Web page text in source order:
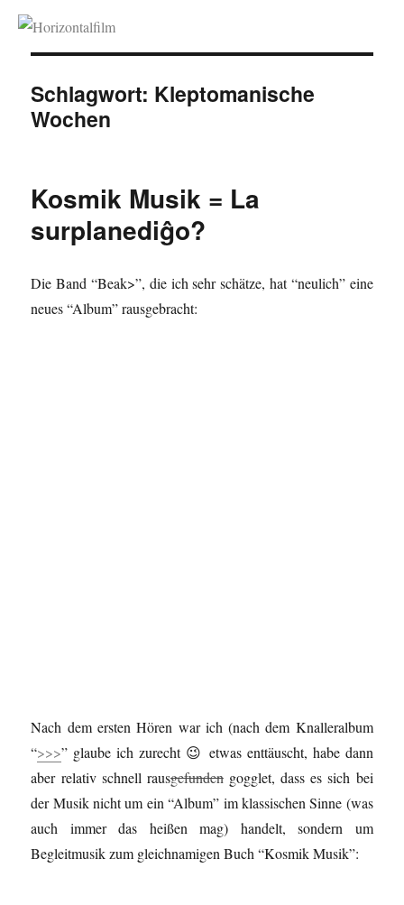
Horizontalfilm
Schlagwort: Kleptomanische
Wochen
Kosmik Musik = La
surplanediĝo?
Die Band “Beak>”, die ich sehr schätze, hat “neulich” eine
neues “Album” rausgebracht:
Nach dem ersten Hören war ich (nach dem Knalleralbum
“>>>” glaube ich zurecht 😉 etwas enttäuscht, habe dann
aber relativ schnell rausgefundengogglet, dass es sich bei
der Musik nicht um ein “Album” im klassischen Sinne (was
auch immer das heißen mag) handelt, sondern um
Begleitmusik zum gleichnamigen Buch “Kosmik Musik”: